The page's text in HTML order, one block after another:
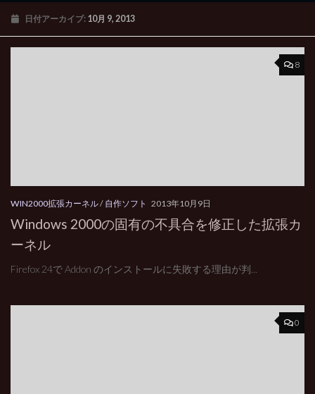
日付アーカイブ: 10月 9, 2013
8
WIN2000拡張カーネル/ 自作ソフト 2013年10月9日
Windows 2000の固有の不具合を修正した拡張カ
ーネル
Firefox 24で Addon のインストールに失敗する理由が判...
0